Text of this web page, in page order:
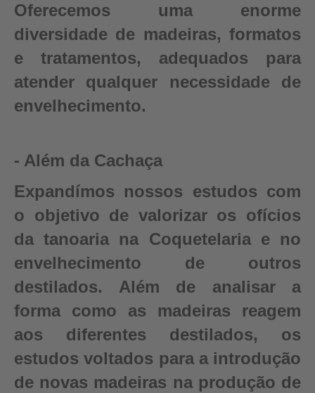
Oferecemos uma enorme
diversidade de madeiras, formatos
e tratamentos, adequados para
atender qualquer necessidade de
envelhecimento.
- Além da Cachaça
Expandímos nossos estudos com
o objetivo de valorizar os ofícios
da tanoaria na Coquetelaria e no
envelhecimento de outros
destilados. Além de analisar a
forma como as madeiras reagem
aos diferentes destilados, os
estudos voltados para a introdução
de novas madeiras na produção de